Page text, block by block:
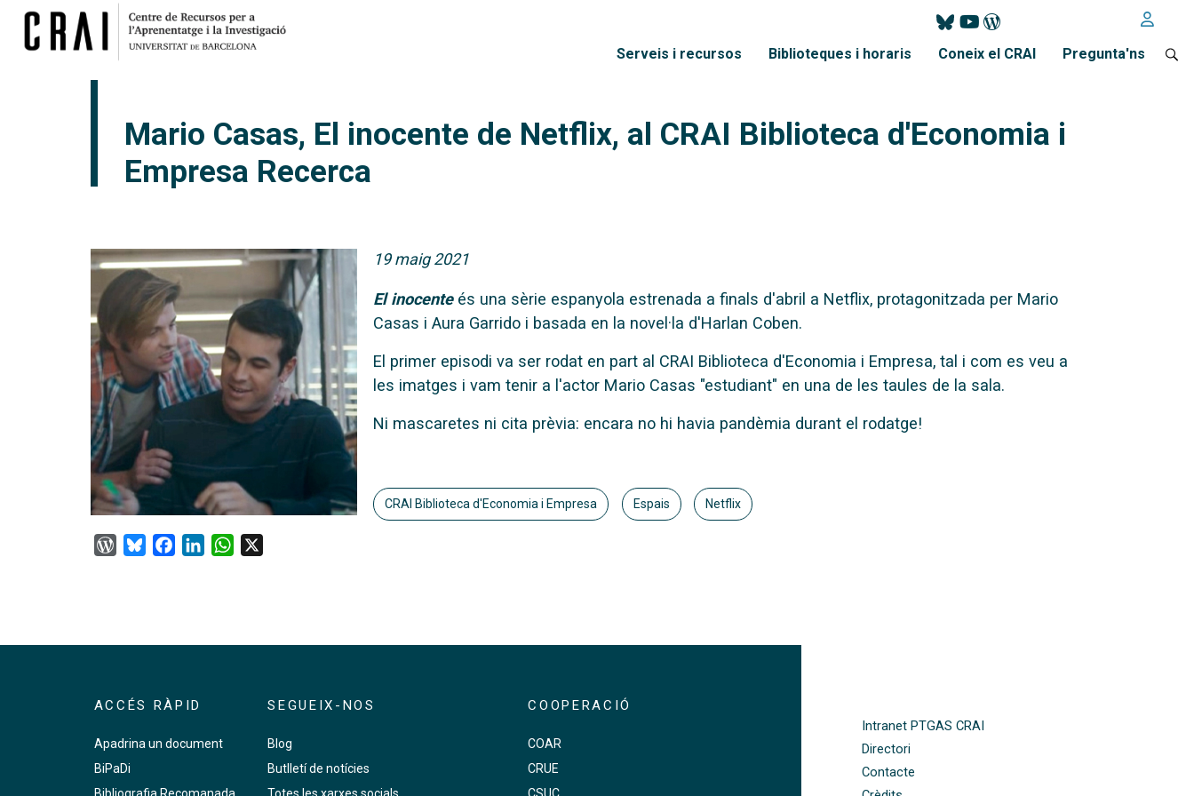
Menú principal
Serveis i recursos Biblioteques i horaris Coneix el CRAI Pregunta'ns
Mario Casas, El inocente de Netflix, al CRAI Biblioteca d'Economia i
Empresa Recerca
WordPress
BlueskyFacebook
LinkedInWhatsApp
19 maig 2021
El inocenteés una sèrie espanyola estrenada a finals d'abril a Netflix, protagonitzada per Mario
Casas i Aura Garrido i basada en la novel·la d'Harlan Coben.
El primer episodi va ser rodat en part al CRAI Biblioteca d'Economia i Empresa, tal i com es veu a
les imatges i vam tenir a l'actor Mario Casas "estudiant" en una de les taules de la sala.
Ni mascaretes ni cita prèvia: encara no hi havia pandèmia durant el rodatge!
CRAI Biblioteca d'Economia i Empresa Espais Netflix
ACCÉS RÀPID
Apadrina un document
BiPaDi
SEGUEIX-NOS
Blog
Butlletí de notícies
COOPERACIÓ
COAR
CRUE
Intranet PTGAS CRAI
Directori
Contacte